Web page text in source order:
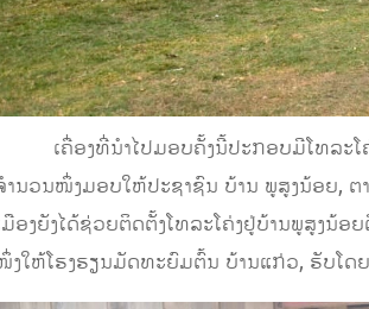
ເຄື່ອງທີ່ນໍາໄປມອບຄັ້ງນີ້ປະກອບມີໂທລະໂຄ່ງ
ານວນໜຶ່ງມອບໃຫ້ປະຊາຊົນ ບ້ານ ພູສູງນ້ອຍ,
ມືອງຍັງໄດ້ຊ່ວຍຕິດຕັ້ງໂທລະໂຄ່ງຢູ່ບ້ານພູສູງ
ງໃຫ້ໂຮງຮຽນມັດທະຍົມຕົ້ນ ບ້ານແກ່ວ, ຮັບໂ